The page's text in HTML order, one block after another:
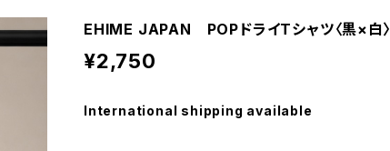
EHIME JAPAN POPドライTシャツ〈黒×白〉
¥2,750
International shipping available